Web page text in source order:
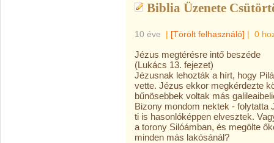
Biblia Üzenete
10 éve | [Törölt felhasználó] | 0
Jézus megtérésre intő beszéde
(Lukács 13. fejezet)
Jézusnak lehozták a hírt, hogy
vette. Jézus ekkor megkérdezte
bűnösebbek voltak más
Bizony mondom nektek - folytatta
ti is hasonlóképpen elvesztek.
a torony Silóámban, és megölte
minden más lakósánál?